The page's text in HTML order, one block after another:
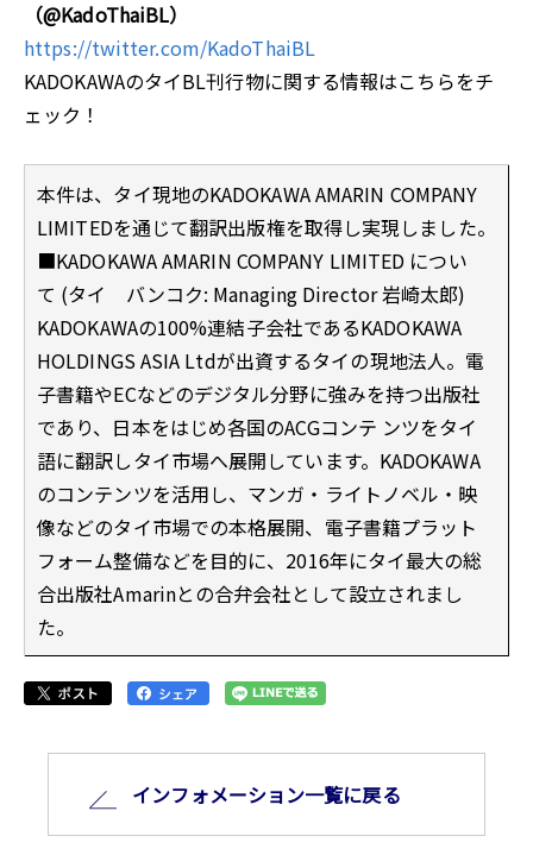
（@KadoThaiBL）
https://twitter.com/KadoThaiBL
KADOKAWAのタイBL刊行物に関する情報はこちらをチ
ェック！
本件は、タイ現地のKADOKAWA AMARIN COMPANY
LIMITEDを通じて翻訳出版権を取得し実現しました。
■KADOKAWA AMARIN COMPANY LIMITED につい
て (タイ バンコク: Managing Director 岩崎太郎)
KADOKAWAの100%連結子会社であるKADOKAWA
HOLDINGS ASIA Ltdが出資するタイの現地法人。電
子書籍やECなどのデジタル分野に強みを持つ出版社
であり、日本をはじめ各国のACGコンテ ンツをタイ
語に翻訳しタイ市場へ展開しています。KADOKAWA
のコンテンツを活用し、マンガ・ライトノベル・映
像などのタイ市場での本格展開、電子書籍プラット
フォーム整備などを目的に、2016年にタイ最大の総
合出版社Amarinとの合弁会社として設立されまし
た。
インフォメーション⼀覧に戻る